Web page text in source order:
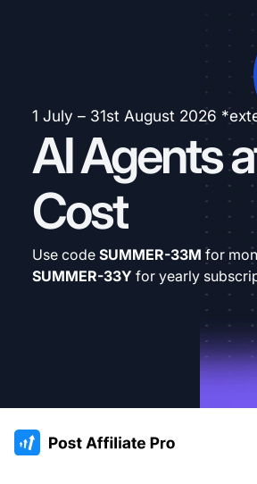
1 July – 31st August 2026
AI Agents
Cost
Use code SUMMER-33M for
SUMMER-33Y for yearly
:site.title